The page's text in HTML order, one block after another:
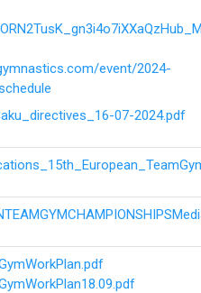
event/2024-
07-2024.pdf